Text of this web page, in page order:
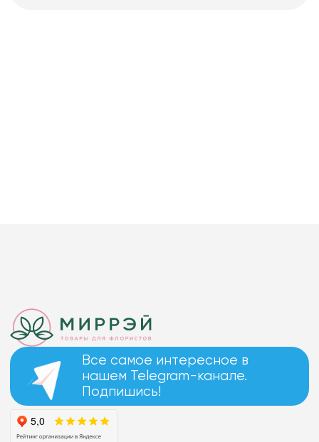
Все самое интересное в
нашем Telegram-канале.
Подпишись!